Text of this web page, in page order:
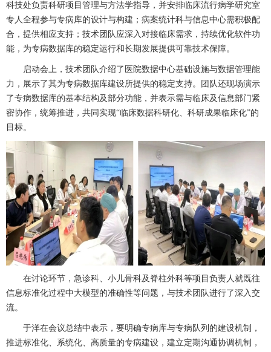
科技处负责科研项目管理与方法学指导，并安排临床流行病学研究室
专人全程参与专病库的设计与构建；病案统计科与信息中心需积极配
合，提供相应支持；技术团队应深入对接临床需求，持续优化软件功
能，为专病数据库的稳定运行和长期发展提供可靠技术保障。
启动会上，技术团队介绍了医院数据中心基础设施与数据管理能
力，展示了其为专病数据库建设所提供的稳定支持。团队还现场演示
了专病数据库的基本结构及部分功能，并表示需与临床及信息部门紧
密协作，统筹推进，共同实现“临床数据科研化、科研成果临床化”的
目标。
在讨论环节， 急诊科、 小儿骨科及 脊柱外科等项目负责人就既往
信息标准化过程中大模型的准确性等问题，与技术团队进行了深入交
流。
于洋在会议总结中表示，要明确专病库与专病队列的建设机制，
推进标准化、系统化、高质量的专病建设，建立定期沟通协调机制，